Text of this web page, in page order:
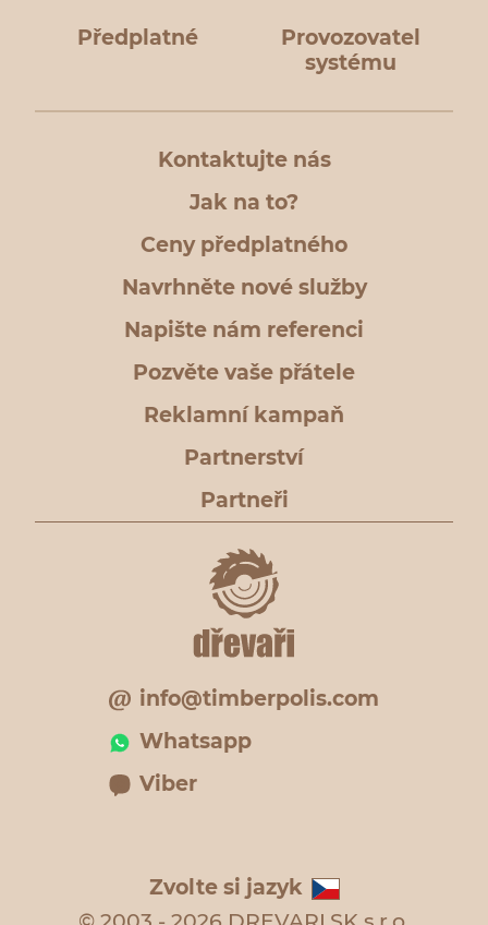
Předplatné
Provozovatel
systému
Kontaktujte nás
Jak na to?
Ceny předplatného
Navrhněte nové služby
Napište nám referenci
Pozvěte vaše přátele
Reklamní kampaň
Partnerství
Partneři
info@timberpolis.com
Whatsapp
Viber
Zvolte si jazyk